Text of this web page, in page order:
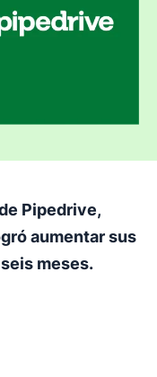
Pipedrive,
aumentar sus
meses.